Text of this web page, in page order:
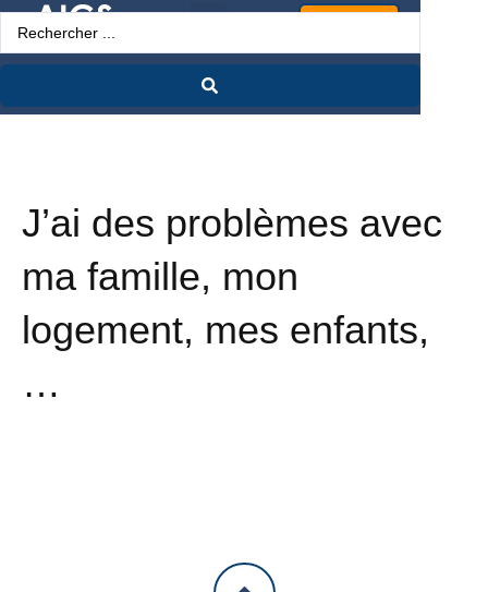
J’ai des problèmes avec
ma famille, mon
logement, mes enfants,
…